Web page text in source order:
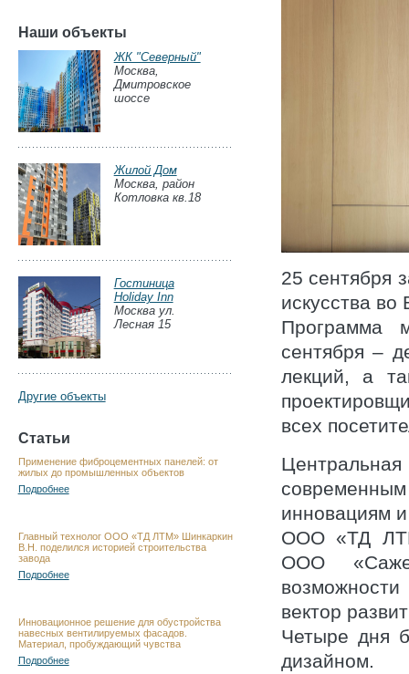
25 сентября
искусства во
Программа
сентября –
лекций, а
всех
инновациям
ООО «ТД
ООО
вектор
Четыре дня
дизайном.
Наши объекты
ЖК "Северный"
Москва,
Дмитровское
шоссе
Жилой Дом
Москва, район
Котловка кв.18
Гостиница
Holiday Inn
Москва ул.
Лесная 15
Другие объекты
Статьи
Применение фиброцементных панелей: от
жилых до промышленных объектов
Подробнее
Главный технолог ООО «ТД ЛТМ» Шинкаркин
В.Н. поделился историей строительства
завода
Подробнее
Инновационное решение для обустройства
навесных вентилируемых фасадов.
Материал, пробуждающий чувства
Подробнее